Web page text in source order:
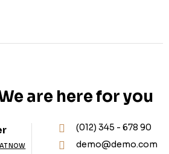
are here for you
NOW
(012) 345 - 678 90
demo@demo.com